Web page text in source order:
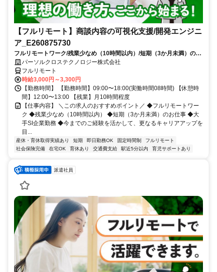
【フルリモート】商談内容の可視化支援/開発エンジニ
ア_E260875730
フルリモートワーク/残業少なめ（10時間以内）/短期（3か月未満）のお
仕事/大手SI企業勤務/今までのご経験を活かして、更なるキャリアアップ
を目指せます
パーソルクロステクノロジー株式会社
フルリモート
時給3,000円～3,300円
【勤務時間】 【勤務時間】09:00〜18:00(実働時間08時間) 【休憩時
間】12:00〜13:00 【残業】月10時間程度
【仕事内容】 ＼この求人のおすすめポイント／ ◆フルリモートワー
ク ◆残業少なめ（10時間以内） ◆短期（3か月未満）のお仕事 ◆大
手SI企業勤務 ◆今までのご経験を活かして、更なるキャリアアップを
目...
産休・育休取得実績あり 短期 即日勤務OK 固定時間制
フルリモート
社会保険完備
在宅OK 育休あり 交通費支給 駅近5分以内 育児サポートあり
派遣社員